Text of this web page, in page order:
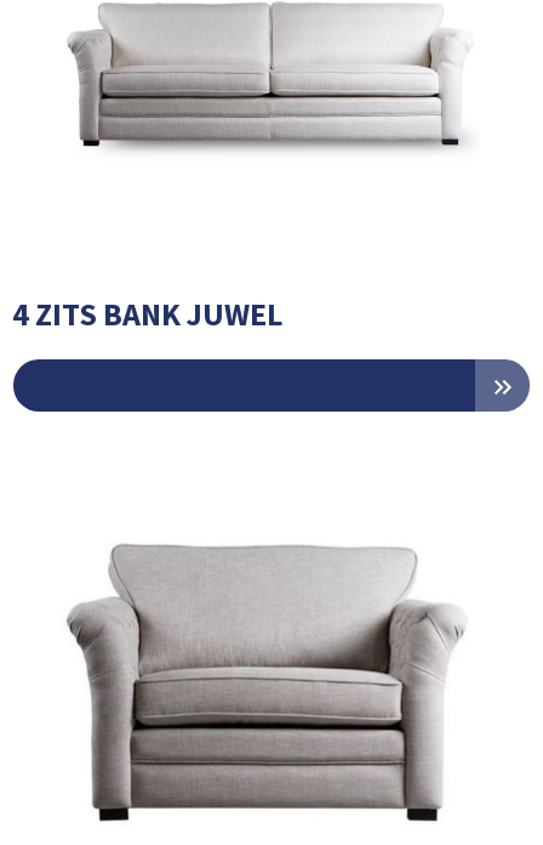
4 ZITS BANK JUWEL